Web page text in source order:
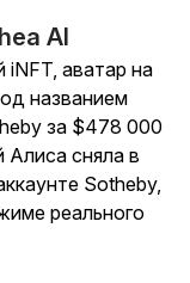
AI
аватар на
названием
за $478 000
сняла в
Sotheby,
реального